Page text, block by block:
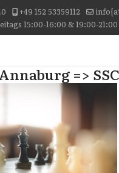
+49 152 53359112
15:00-16:00 & 19:00-21:00
=> SSC